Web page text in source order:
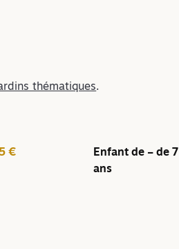
thématiques.
€
Enfant de – de 7
ans